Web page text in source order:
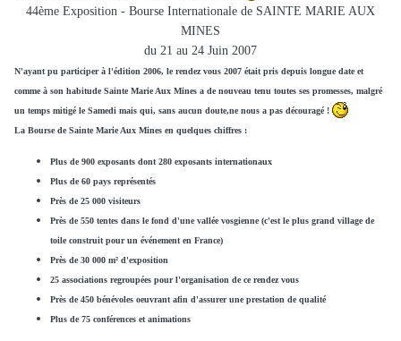
44ème Exposition - Bourse Internationale de SAINTE MARIE AUX
MINES
du 21 au 24 Juin 2007
N'ayant pu participer à l'édition 2006, le rendez vous 2007 était pris depuis longue date et
comme à son habitude Sainte Marie Aux Mines a de nouveau tenu toutes ses promesses, malgré
un temps mitigé le Samedi mais qui, sans aucun doute,ne nous a pas découragé !
La Bourse de Sainte Marie Aux Mines en quelques chiffres :
Plus de 900 exposants dont 280 exposants internationaux
Plus de 60 pays représentés
Près de 25 000 visiteurs
Près de 550 tentes dans le fond d'une vallée vosgienne (c'est le plus grand village de
toile construit pour un événement en France)
Près de 30 000 m² d'exposition
25 associations regroupées pour l'organisation de ce rendez vous
Près de 450 bénévoles oeuvrant afin d'assurer une prestation de qualité
Plus de 75 conférences et animations